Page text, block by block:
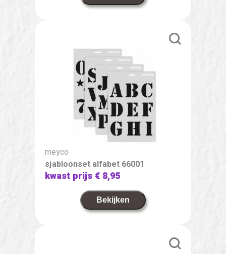
meyco
sjabloonset alfabet 66001
kwast prijs€ 8,95
Bekijken